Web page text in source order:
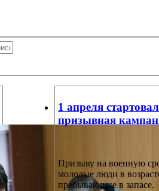
1 апреля
призывная
Призыву на военную
молодые люди в
пребывающие в запасе.